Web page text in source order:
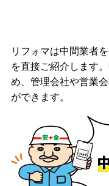
リフォマは中間業者
を直接ご紹介します
め、管理会社や営業
ができます。